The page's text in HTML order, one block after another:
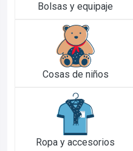
Bolsas y equipaje
Cosas de niños
Ropa y accesorios